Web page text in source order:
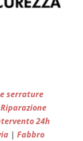
serrature
Riparazione
24h
|Fabbro